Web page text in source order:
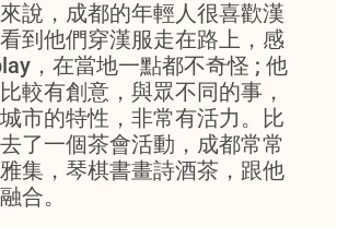
說，成都的年輕人很喜歡漢
到他們穿漢服走在路上，感
，在當地一點都不奇怪 ; 他
較有創意，與眾不同的事，
市的特性，非常有活力。比
了一個茶會活動，成都常常
集，琴棋書畫詩酒茶，跟他
合。